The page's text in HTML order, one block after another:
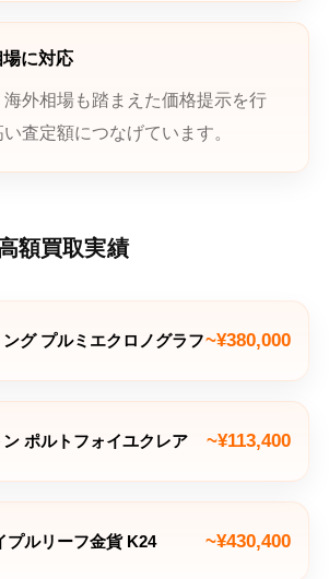
に対応
海外相場も踏まえた価格提示を行
査定額につなげています。
額買取実績
グ プルミエクロノグラフ~¥380,000
ポルトフォイユクレア ~¥113,400
プルリーフ金貨 K24 ~¥430,400